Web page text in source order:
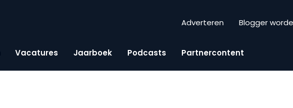
Adverteren Blogger
Vacatures Jaarboek Podcasts Partnercontent